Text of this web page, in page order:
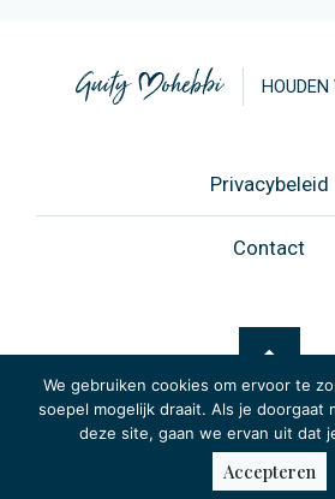
HOUDEN
Privacybeleid
Contact
© 2026 -Website:
We gebruiken cookies om ervoor te
soepel mogelijk draait. Als je doorgaat
deze site, gaan we ervan uit dat
Accepteren